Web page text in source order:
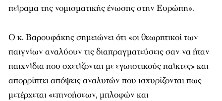
πείραμα της νομισματικής ένωσης στην Ευρώπη».
Ο κ. Βαρουφάκης σημειώνει ότι «οι θεωρητικοί των
παιγνίων αναλύουν τις διαπραγματεύσεις σαν να ήταν
παιχνίδια που σχετίζονται με εγωιστικούς παίκτες» και
απορρίπτει απόψεις αναλυτών που ισχυρίζονται πως
μετέρχεται «επινοήσεων, μπλοφών και